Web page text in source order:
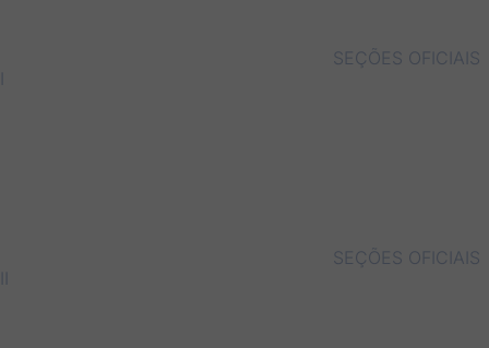
SEÇÕES OFICIAIS
SEÇÕES OFICIAIS